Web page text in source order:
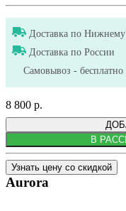
Доставка по
Доставка по России
Самовывоз - бесплатно
8 800 р.
В
Узнать цену со скидкой
Aurora